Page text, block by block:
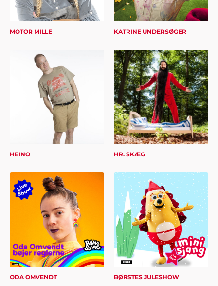
MOTOR MILLE KATRINE UNDERSØGER
HEINO HR. SKÆG
ODA OMVENDT BØRSTES JULESHOW